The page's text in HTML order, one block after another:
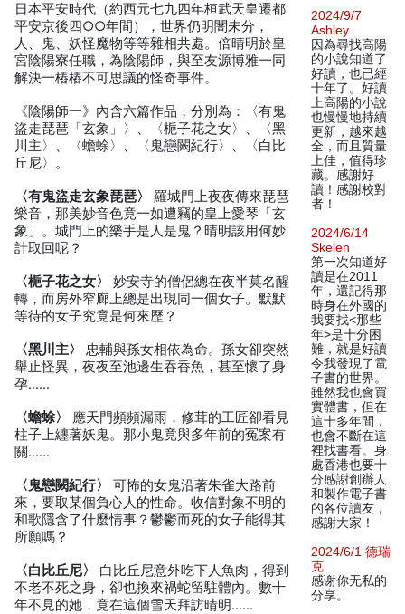
日本平安時代（約西元七九四年桓武天皇遷都
平安京後四○○年間），世界仍明闇未分，
人、鬼、妖怪魔物等等雜相共處。倍晴明於皇
宮陰陽寮任職，為陰陽師，與至友源博雅一同
解決一樁樁不可思議的怪奇事件。
《陰陽師一》內含六篇作品，分別為：〈有鬼
盜走琵琶「玄象」〉、〈梔子花之女〉、〈黑
川主〉、〈蟾蜍〉、〈鬼戀闕紀行〉、〈白比
丘尼〉。
〈有鬼盜走玄象琵琶〉
羅城門上夜夜傳來琵琶
樂音，那美妙音色竟一如遭竊的皇上愛琴「玄
象」。城門上的樂手是人是鬼？晴明該用何妙
計取回呢？
〈梔子花之女〉
妙安寺的僧侶總在夜半莫名醒
轉，而房外窄廊上總是出現同一個女子。默默
等待的女子究竟是何來歷？
〈黑川主〉
忠輔與孫女相依為命。孫女卻突然
舉止怪異，夜夜至池邊生吞香魚，甚至懷了身
孕……
〈蟾蜍〉
應天門頻頻漏雨，修茸的工匠卻看見
柱子上纏著妖鬼。那小鬼竟與多年前的冤案有
關……
〈鬼戀闕紀行〉
可怖的女鬼沿著朱雀大路前
來，要取某個負心人的性命。收信對象不明的
和歌隱含了什麼情事？鬱鬱而死的女子能得其
所願嗎？
〈白比丘尼〉
白比丘尼意外吃下人魚肉，得到
不老不死之身，卻也換來禍蛇留駐體內。數十
年不見的她，竟在這個雪天拜訪晴明……
2024/9/7
Ashley
因為尋找高陽
的小說知道了
好讀，也已經
十年了。好讀
上高陽的小說
也慢慢地持續
更新，越來越
全，而且質量
上佳，值得珍
藏。感謝好
讀！感謝校對
者！
2024/6/14
Skelen
第一次知道好
讀是在2011
年，還記得那
時身在外國的
我要找<那些
年>是十分困
難，就是好讀
令我發現了電
子書的世界。
雖然我也會買
實體書，但在
這十多年間，
也會不斷在這
裡找書看。身
處香港也要十
分感謝創辦人
和製作電子書
的各位讀友，
感謝大家！
2024/6/1 德瑞
克
感谢你无私的
分享。